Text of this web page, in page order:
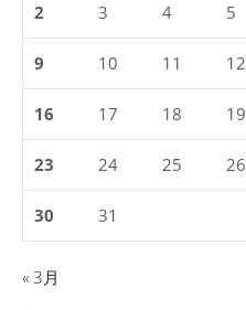
2 3 4 5
9 10 11 12
16 17 18 19
23 24 25 26
30 31
« 3月